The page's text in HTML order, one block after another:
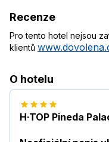
Recenze
Pro tento hotel nejsou
klientů
O hotelu
H·TOP Pineda